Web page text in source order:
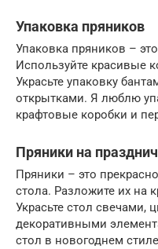
Упаковка пряников
Упаковка пряников –
Используйте красивые
Украсьте упаковку
открытками. Я люблю
крафтовые коробки и
Пряники на
Пряники – это
стола. Разложите их на
Украсьте стол свечами,
декоративными
стол в новогоднем